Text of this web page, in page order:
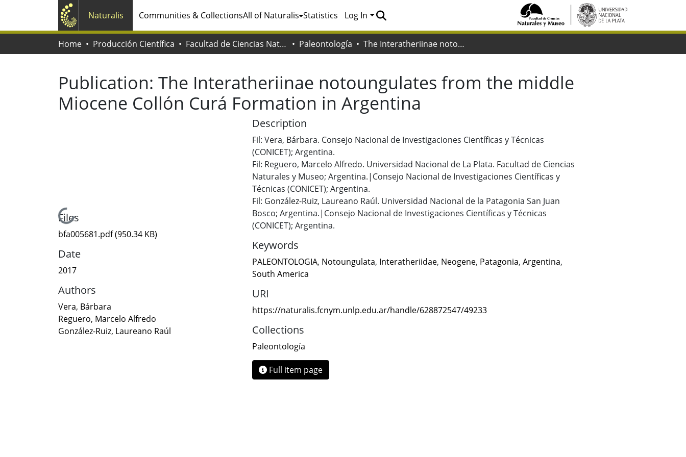
Naturalis Communities & CollectionsAll of Naturalis Statistics Log In
Home Producción Científica Facultad de Ciencias Naturales y Museo Paleontología The Interatheriinae notoungulates from the middle Miocene Collón Curá Formation in Argentina
Publication: The Interatheriinae notoungulates from the middle
Miocene Collón Curá Formation in Argentina
Loading...
Files
bfa005681.pdf(950.34 KB)
Date
2017
Authors
Vera, Bárbara
Reguero, Marcelo Alfredo
González-Ruiz, Laureano Raúl
Description
Fil: Vera, Bárbara. Consejo Nacional de Investigaciones Científicas y Técnicas
(CONICET); Argentina.
Fil: Reguero, Marcelo Alfredo. Universidad Nacional de La Plata. Facultad de Ciencias
Naturales y Museo; Argentina.|Consejo Nacional de Investigaciones Científicas y
Técnicas (CONICET); Argentina.
Fil: González-Ruiz, Laureano Raúl. Universidad Nacional de la Patagonia San Juan
Bosco; Argentina.|Consejo Nacional de Investigaciones Científicas y Técnicas
(CONICET); Argentina.
Keywords
PALEONTOLOGIA, Notoungulata, Interatheriidae, Neogene, Patagonia, Argentina,
South America
URI
https://naturalis.fcnym.unlp.edu.ar/handle/628872547/49233
Collections
Paleontología
Full item page